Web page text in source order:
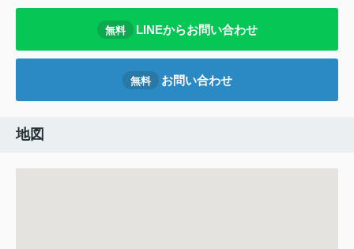
無料 LINEからお問い合わせ
無料 お問い合わせ
地図